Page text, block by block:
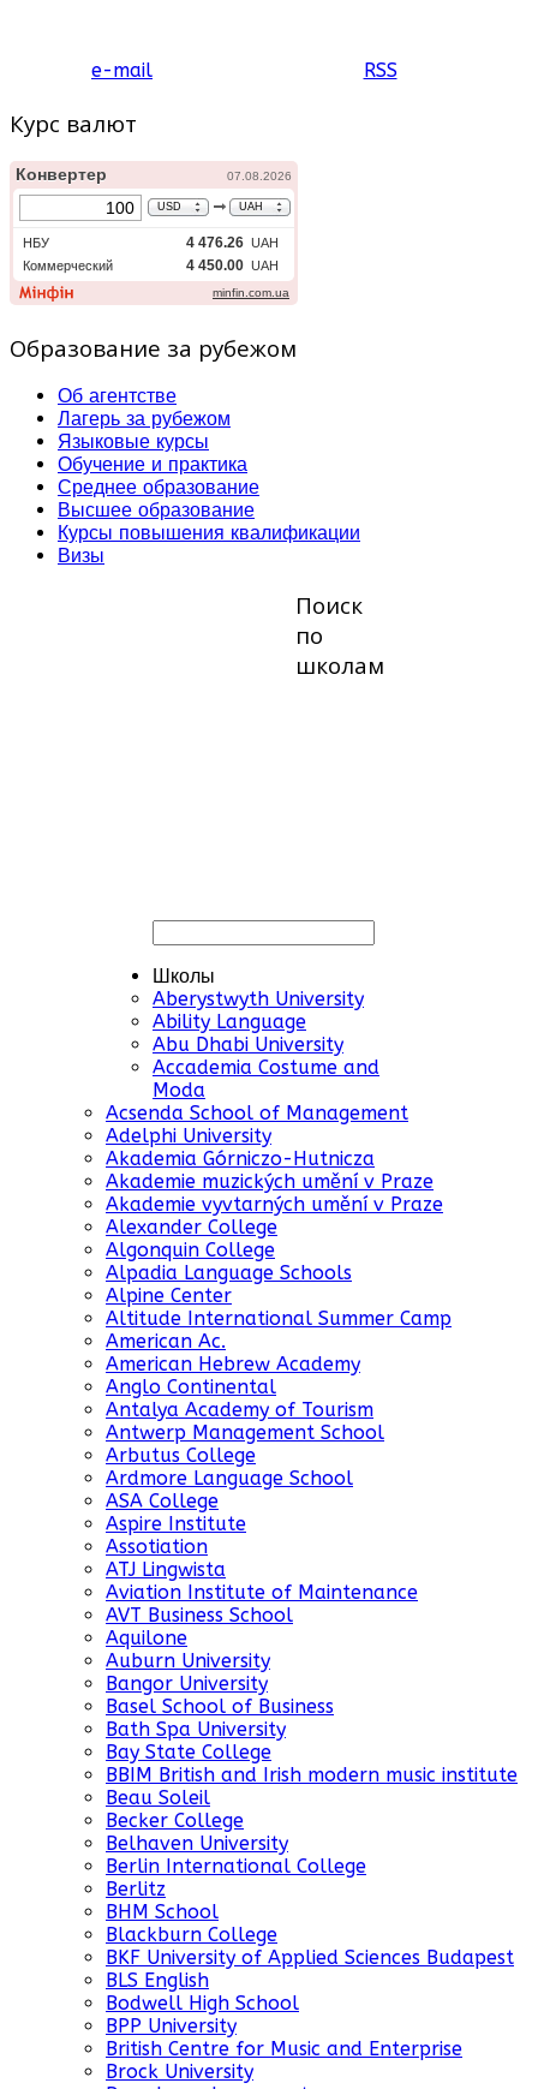
e-mail RSS
Курс валют
Образование за рубежом
Об агентстве
Лагерь за рубежом
Языковые курсы
Обучение и практика
Среднее образование
Высшее образование
Курсы повышения квалификации
Визы
Поиск
по
школам
Школы
Aberystwyth University
Ability Language
Abu Dhabi University
Accademia Costume and
Moda
Acsenda School of Management
Adelphi University
Akademia Górniczo-Hutnicza
Akademie muzických umění v Praze
Akademie vyvtarných umění v Praze
Alexander College
Algonquin College
Alpadia Language Schools
Alpine Center
Altitude International Summer Camp
American Ac.
American Hebrew Academy
Anglo Continental
Antalya Academy of Tourism
Antwerp Management School
Arbutus College
Ardmore Language School
ASA College
Aspire Institute
Assotiation
ATJ Lingwista
Aviation Institute of Maintenance
AVT Business School
Aquilone
Auburn University
Bangor University
Basel School of Business
Bath Spa University
Bay State College
BBIM British and Irish modern music institute
Beau Soleil
Becker College
Belhaven University
Berlin International College
Berlitz
BHM School
Blackburn College
BKF University of Applied Sciences Budapest
BLS English
Bodwell High School
BPP University
British Centre for Music and Enterprise
Brock University